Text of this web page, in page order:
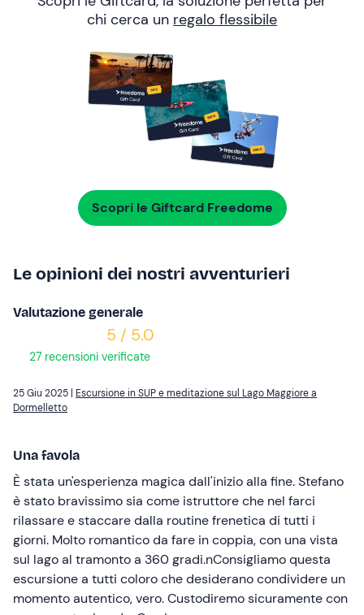
chi cerca un regalo flessibile
Scopri le Giftcard Freedome
Le opinioni dei nostri avventurieri
Valutazione generale
5 / 5.0
27 recensioni verificate
25 Giu 2025 | Escursione in SUP e meditazione sul Lago Maggiore a
Dormelletto
Una favola
È stata un'esperienza magica dall'inizio alla fine. Stefano
è stato bravissimo sia come istruttore che nel farci
rilassare e staccare dalla routine frenetica di tutti i
giorni. Molto romantico da fare in coppia, con una vista
sul lago al tramonto a 360 gradi.nConsigliamo questa
escursione a tutti coloro che desiderano condividere un
momento autentico, vero. Custodiremo sicuramente con